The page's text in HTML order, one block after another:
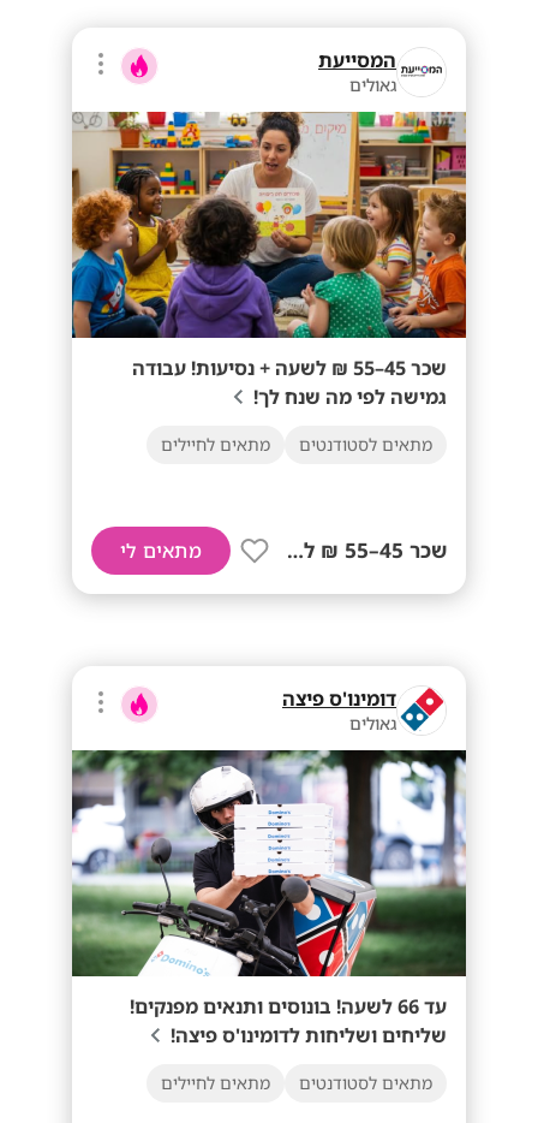
המסייעת
גאולים
שכר 45–55 ₪ לשעה + נסיעות! עבודה
גמישה לפי מה שנח לך!
מתאים לסטודנטים מתאים לחיילים
שכר 45–55 ₪ לשעה+ נסיעות! מתאים לי
דומינו'ס פיצה
גאולים
עד 66 לשעה! בונוסים ותנאים מפנקים!
שליחים ושליחות לדומינו'ס פיצה!
מתאים לסטודנטים מתאים לחיילים